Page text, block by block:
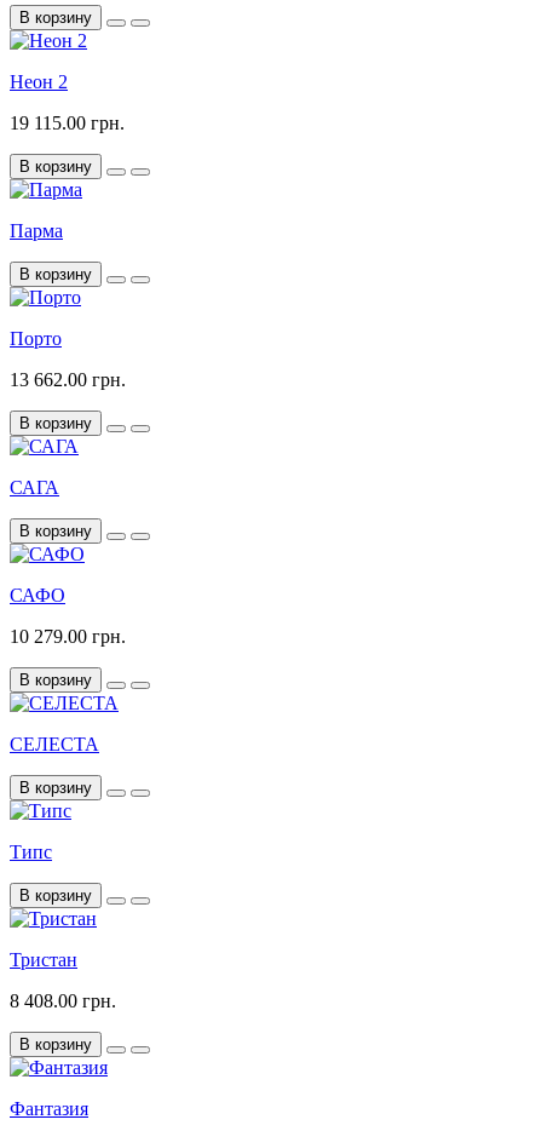
В корзину
Неон 2
19 115.00 грн.
В корзину
Парма
В корзину
Порто
13 662.00 грн.
В корзину
САГА
В корзину
САФО
10 279.00 грн.
В корзину
СЕЛЕСТА
В корзину
Типс
В корзину
Тристан
8 408.00 грн.
В корзину
Фантазия